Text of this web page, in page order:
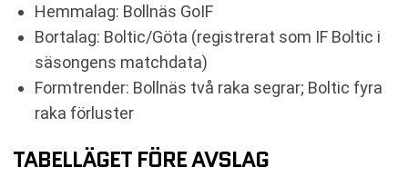
Hemmalag: Bollnäs GoIF
Bortalag: Boltic/Göta (registrerat som IF Boltic i
säsongens matchdata)
Formtrender: Bollnäs två raka segrar; Boltic fyra
raka förluster
TABELLÄGET FÖRE AVSLAG